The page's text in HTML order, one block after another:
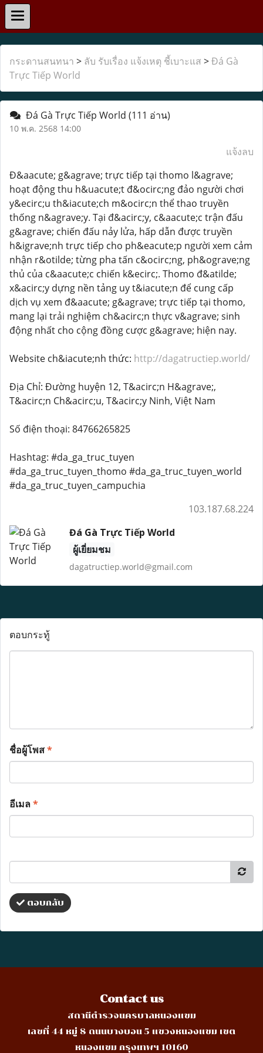
กระดานสนทนา > ลับ รับเรื่อง แจ้งเหตุ ชี้เบาะแส >Đá Gà
Trực Tiếp World
Đá Gà Trực Tiếp World (111 อ่าน)
10 พ.ค. 2568 14:00
แจ้งลบ
Đ&aacute; g&agrave; trực tiếp tại thomo l&agrave;
hoạt động thu h&uacute;t đ&ocirc;ng đảo người chơi
y&ecirc;u th&iacute;ch m&ocirc;n thể thao truyền
thống n&agrave;y. Tại đ&acirc;y, c&aacute;c trận đấu
g&agrave; chiến đấu nảy lửa, hấp dẫn được truyền
h&igrave;nh trực tiếp cho ph&eacute;p người xem cảm
nhận r&otilde; từng pha tấn c&ocirc;ng, ph&ograve;ng
thủ của c&aacute;c chiến k&ecirc;. Thomo đ&atilde;
x&acirc;y dựng nền tảng uy t&iacute;n để cung cấp
dịch vụ xem đ&aacute; g&agrave; trực tiếp tại thomo,
mang lại trải nghiệm ch&acirc;n thực v&agrave; sinh
động nhất cho cộng đồng cược g&agrave; hiện nay.
Website ch&iacute;nh thức: http://dagatructiep.world/
Địa Chỉ: Đường huyện 12, T&acirc;n H&agrave;,
T&acirc;n Ch&acirc;u, T&acirc;y Ninh, Việt Nam
Số điện thoại: 84766265825
Hashtag: #da_ga_truc_tuyen
#da_ga_truc_tuyen_thomo #da_ga_truc_tuyen_world
#da_ga_truc_tuyen_campuchia
103.187.68.224
Đá Gà Trực Tiếp World
ผู้เยี่ยมชม
dagatructiep.world@gmail.com
ตอบกระทู้
ชื่อผู้โพส*
อีเมล*
ตอบกลับ
Contact us
สถานีตำรวจนครบาลหนองแขม
เลขที่ 44 หมู่ 8 ถนนบางบอน 5 แขวงหนองแขม เขต
หนองแขม กรุงเทพฯ 10160